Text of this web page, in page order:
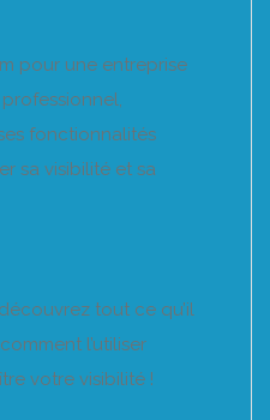
pour une entreprise
fonctionnalités
sa visibilité et sa
tout ce qu’il
l’utiliser
votre visibilité !